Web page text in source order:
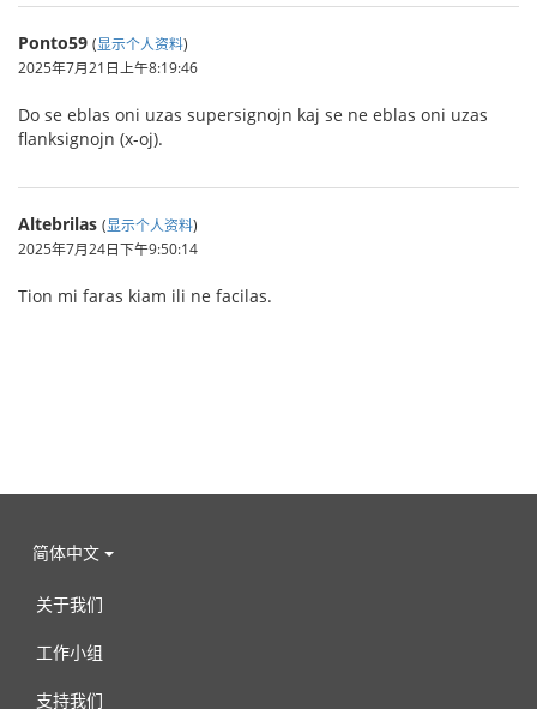
Ponto59 (显示个人资料)
2025年7月21日上午8:19:46
Do se eblas oni uzas supersignojn kaj se ne eblas oni uzas
flanksignojn (x-oj).
Altebrilas (显示个人资料)
2025年7月24日下午9:50:14
Tion mi faras kiam ili ne facilas.
简体中文
关于我们
工作小组
支持我们